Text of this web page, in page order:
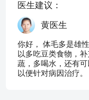
医生建议：
黄医生
你好， 体毛多是雄
以多吃豆类食物，
蔬，多喝水，还有
以便针对病因治疗。